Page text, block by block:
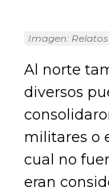
Imagen:
Al norte
diversos
militares o
cual no
eran